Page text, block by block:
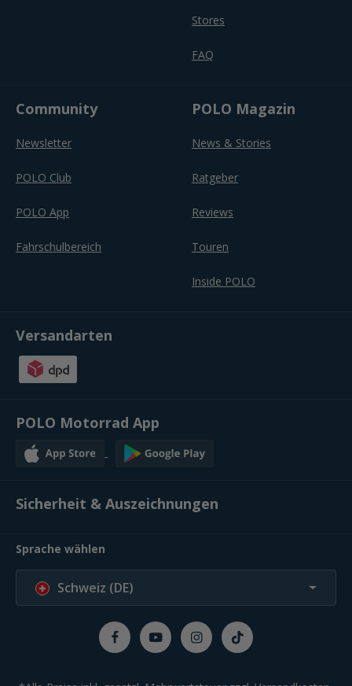
Stores
FAQ
Community
Newsletter
POLO Club
POLO App
Fahrschulbereich
POLO Magazin
News & Stories
Ratgeber
Reviews
Touren
Inside POLO
Versandarten
POLO Motorrad App
Sicherheit & Auszeichnungen
Sprache wählen
Schweiz (DE)